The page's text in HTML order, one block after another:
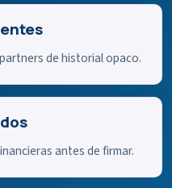
de historial opaco.
antes de firmar.